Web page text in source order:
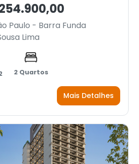
Paulo - Barra Funda
Lima
2 Quartos
Mais Detalhes